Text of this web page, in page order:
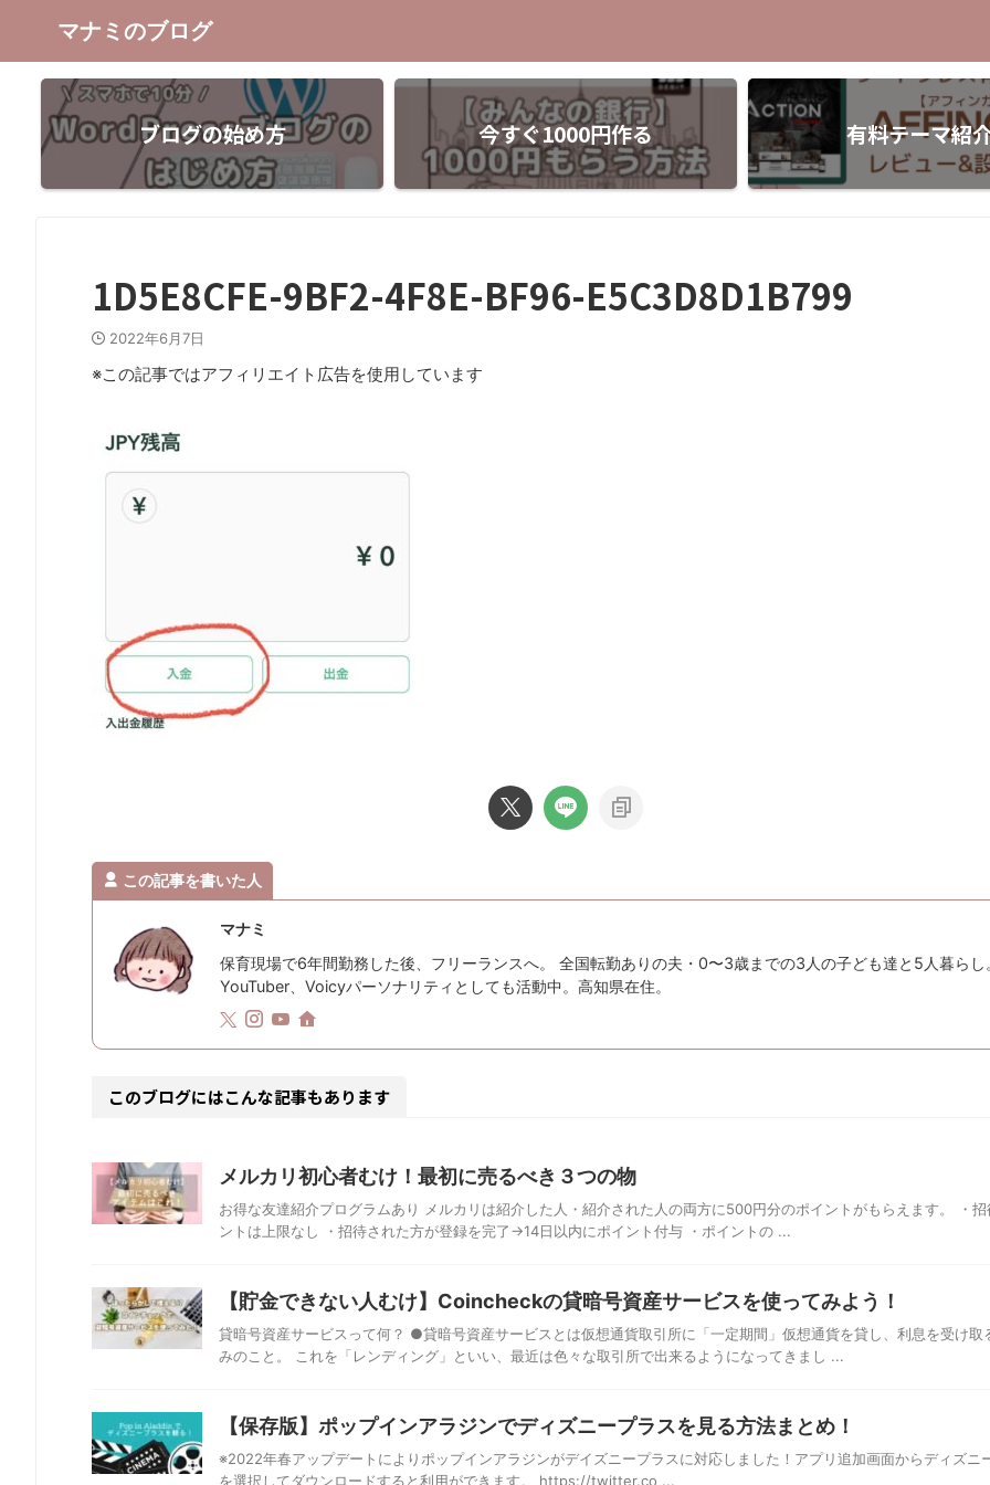
マナミのブログ
ブログの始め方 今すぐ1000円作る 有料テーマ紹
1D5E8CFE-9BF2-4F8E-BF96-E5C3D8D1B799
2022年6月7日
※この記事ではアフィリエイト広告を使用しています
この記事を書いた人
マナミ
保育現場で6年間勤務した後、フリーランスへ。 全国転勤ありの夫・0〜3歳までの3人の子ども達と5人暮らし
YouTuber、Voicyパーソナリティとしても活動中。高知県在住。
このブログにはこんな記事もあります
メルカリ初心者むけ！最初に売るべき３つの物
お得な友達紹介プログラムあり メルカリは紹介した人・紹介された人の両方に500円分のポイントがもらえます。 ・
ントは上限なし ・招待された方が登録を完了→14日以内にポイント付与 ・ポイントの ...
【貯金できない人むけ】Coincheckの貸暗号資産サービスを使ってみよう！
貸暗号資産サービスって何？ ●貸暗号資産サービスとは仮想通貨取引所に「一定期間」仮想通貨を貸し、利息を受け取
みのこと。 これを「レンディング」といい、最近は色々な取引所で出来るようになってきまし ...
【保存版】ポップインアラジンでディズニープラスを見る方法まとめ！
※2022年春アップデートによりポップインアラジンがデイズニープラスに対応しました！アプリ追加画面からディズニ
を選択してダウンロードすると利用ができます。 https://twitter.co ...